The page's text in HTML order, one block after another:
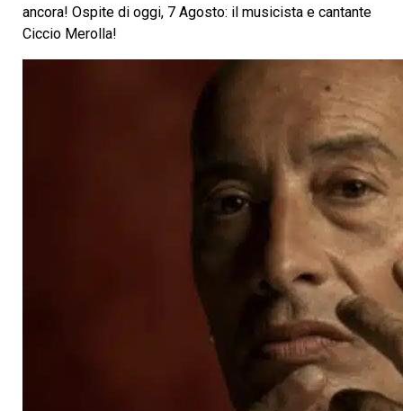
ancora! Ospite di oggi, 7 Agosto: il musicista e cantante
Ciccio Merolla!